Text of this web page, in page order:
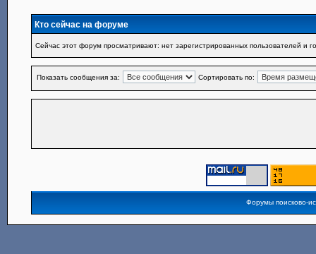
Кто сейчас на форуме
Сейчас этот форум просматривают: нет зарегистрированных пользователей и
Показать сообщения за: Сортировать по:
Форумы поисково-